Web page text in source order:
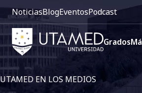
Pasar
al
contenido
principal
cabecera:
Menú
1
NoticiasBlogEventosPodcast
principal
Grados
UTAMED EN LOS MEDIOS